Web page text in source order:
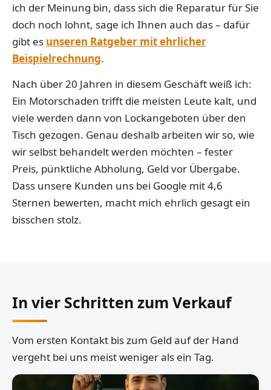
ich der Meinung bin, dass sich die Reparatur für Sie
doch noch lohnt, sage ich Ihnen auch das – dafür
gibt es unseren Ratgeber mit ehrlicher
Beispielrechnung.
Nach über 20 Jahren in diesem Geschäft weiß ich:
Ein Motorschaden trifft die meisten Leute kalt, und
viele werden dann von Lockangeboten über den
Tisch gezogen. Genau deshalb arbeiten wir so, wie
wir selbst behandelt werden möchten – fester
Preis, pünktliche Abholung, Geld vor Übergabe.
Dass unsere Kunden uns bei Google mit 4,6
Sternen bewerten, macht mich ehrlich gesagt ein
bisschen stolz.
In vier Schritten zum Verkauf
Vom ersten Kontakt bis zum Geld auf der Hand
vergeht bei uns meist weniger als ein Tag.